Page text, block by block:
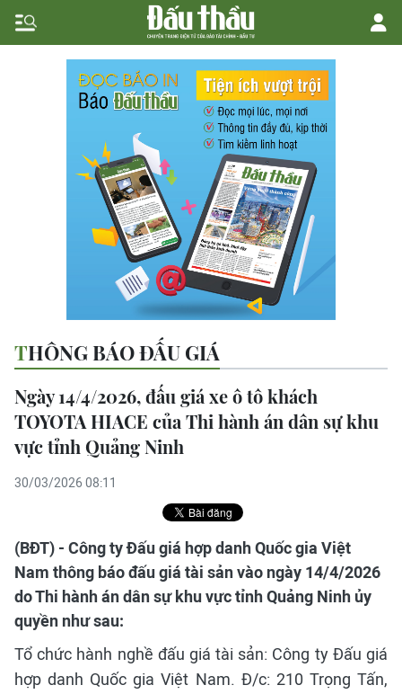
THÔNG BÁO ĐẤU GIÁ
Ngày 14/4/2026, đấu giá xe ô tô khách
TOYOTA HIACE của Thi hành án dân sự khu
vực tỉnh Quảng Ninh
30/03/2026 08:11
(BĐT) - Công ty Đấu giá hợp danh Quốc gia Việt
Nam thông báo đấu giá tài sản vào ngày 14/4/2026
do Thi hành án dân sự khu vực tỉnh Quảng Ninh ủy
quyền như sau:
Tổ chức hành nghề đấu giá tài sản: Công ty Đấu giá
hợp danh Quốc gia Việt Nam. Đ/c: 210 Trọng Tấn,